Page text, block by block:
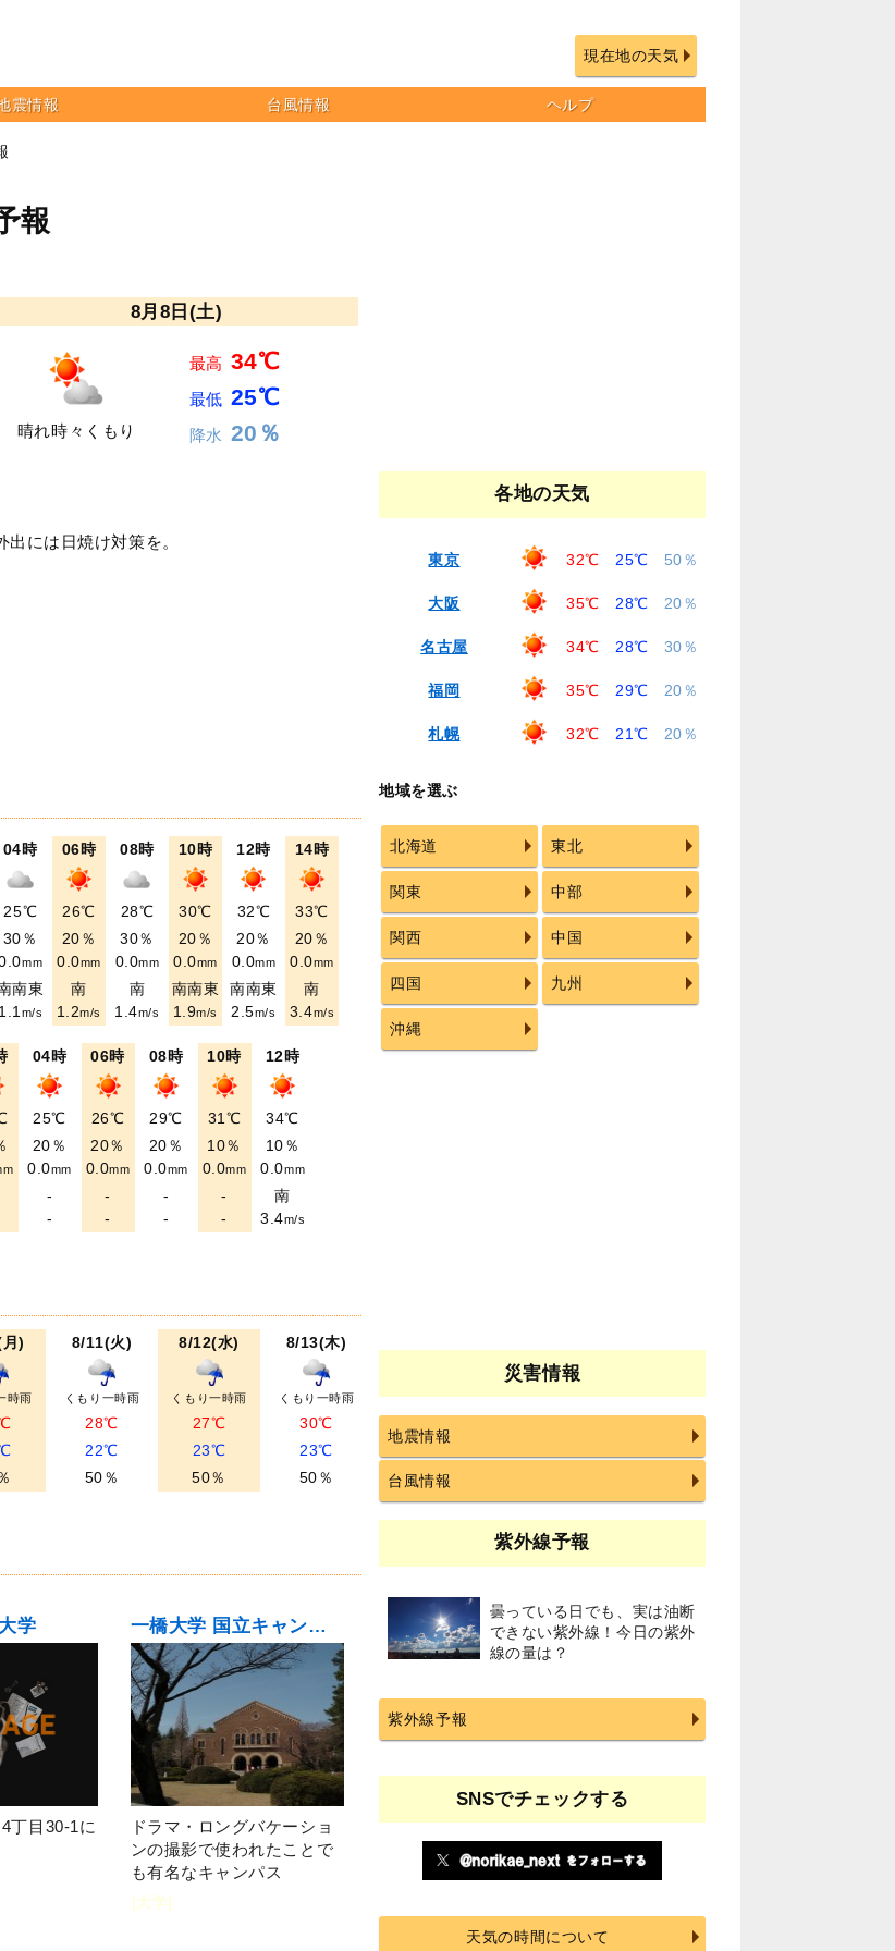
現在地の天気
震情報 台風情報 ヘルプ
報
8月8日(土)
晴れ時々くもり
最高 34℃
最低 25℃
降水 20％
には日焼け対策を。
04時
25℃
30％
mm
南東
1.1m/s
06時
26℃
20％
0.0mm
南
1.2m/s
08時
28℃
30％
0.0mm
南
1.4m/s
10時
30℃
20％
0.0mm
南南東
1.9m/s
12時
32℃
20％
0.0mm
南南東
2.5m/s
14時
33℃
20％
0.0mm
南
3.4m/s
04時
25℃
20％
0.0mm
-
-
06時
26℃
20％
0.0mm
-
-
08時
29℃
20％
0.0mm
-
-
10時
31℃
10％
0.0mm
-
-
12時
34℃
10％
0.0mm
南
3.4m/s
)
時雨
8/11(火)
くもり一時雨
28℃
22℃
50％
8/12(水)
くもり一時雨
27℃
23℃
50％
8/13(木)
くもり一時雨
30℃
23℃
50％
学
丁目30-1に
一橋大学 国立キャンパス
ドラマ・ロングバケーショ
ンの撮影で使われたことで
も有名なキャンパス
[大学]
各地の天気
東京 32℃ 25℃ 50％
大阪 35℃ 28℃ 20％
名古屋 34℃ 28℃ 30％
福岡 35℃ 29℃ 20％
札幌 32℃ 21℃ 20％
地域を選ぶ
北海道 東北
関東 中部
関西 中国
四国 九州
沖縄
災害情報
地震情報
台風情報
紫外線予報
曇っている日でも、実は油断
できない紫外線！今日の紫外
線の量は？
紫外線予報
SNSでチェックする
天気の時間について